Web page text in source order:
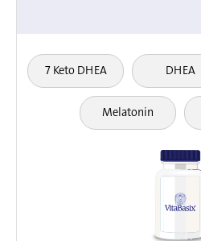
7 Keto DHEA DHEA
Melatonin